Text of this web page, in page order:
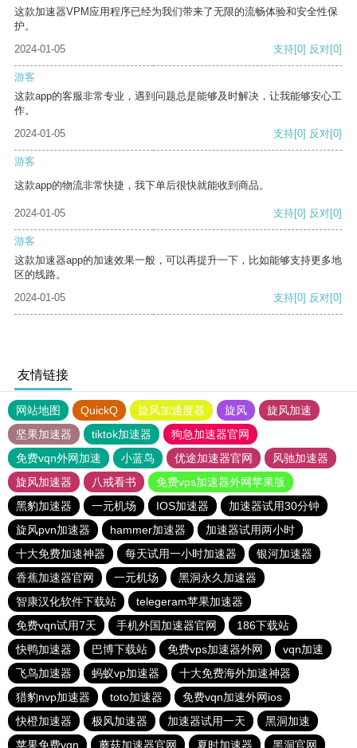
这款加速器VPM应用程序已经为我们带来了无限的流畅体验和安全性保
护。
2024-01-05
支持[0] 反对[0]
游客
这款app的客服非常专业，遇到问题总是能够及时解决，让我能够安心工
作。
2024-01-05
支持[0] 反对[0]
游客
这款app的物流非常快捷，我下单后很快就能收到商品。
2024-01-05 支持[0] 反对[0]
游客
这款加速器app的加速效果一般，可以再提升一下，比如能够支持更多地
区的线路。
2024-01-05
支持[0] 反对[0]
友情链接
网站地图 QuickQ 旋风加速度器 旋风
旋风加速
坚果加速器
tiktok加速器
狗急加速器官网
免费vqn外网加速
小蓝鸟 优途加速器官网
风驰加速器
旋风加速器
八戒看书
免费vps加速器外网苹果版
黑豹加速器
一元机场 IOS加速器
加速器试用30分钟
旋风pvn加速器
hammer加速器
加速器试用两小时
十大免费加速神器
每天试用一小时加速器
银河加速器
香蕉加速器官网
一元机场
黑洞永久加速器
智康汉化软件下载站
telegeram苹果加速器
免费vqn试用7天
手机外国加速器官网
186下载站
快鸭加速器
巴博下载站 免费vps加速器外网
vqn加速
飞鸟加速器
蚂蚁vp加速器
十大免费海外加速神器
猎豹nvp加速器
toto加速器
免费vqn加速外网ios
快橙加速器
极风加速器 加速器试用一天
黑洞加速
苹果免费vqn
蘑菇加速器官网 夏时加速器 黑洞官网